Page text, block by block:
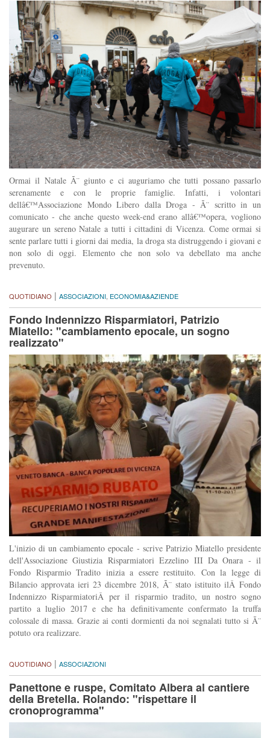
Ormai il Natale Ã¨ giunto e ci auguriamo che tutti possano passarlo
serenamente e con le proprie famiglie. Infatti, i volontari
dellâ€™Associazione Mondo Libero dalla Droga - Ã¨ scritto in un
comunicato - che anche questo week-end erano allâ€™opera, vogliono
augurare un sereno Natale a tutti i cittadini di Vicenza. Come ormai si
sente parlare tutti i giorni dai media, la droga sta distruggendo i giovani e
non solo di oggi. Elemento che non solo va debellato ma anche
prevenuto.
QUOTIDIANO | ASSOCIAZIONI ECONOMIA&AZIENDE
Fondo Indennizzo Risparmiatori, Patrizio
Miatello: "cambiamento epocale, un sogno
realizzato"
L'inizio di un cambiamento epocale - scrive Patrizio Miatello presidente
dell'Associazione Giustizia Risparmiatori Ezzelino III Da Onara - il
Fondo Risparmio Tradito inizia a essere restituito. Con la legge di
Bilancio approvata ieri 23 dicembre 2018, Ã¨ stato istituito ilÂ Fondo
Indennizzo RisparmiatoriÂ per il risparmio tradito, un nostro sogno
partito a luglio 2017 e che ha definitivamente confermato la truffa
colossale di massa. Grazie ai conti dormienti da noi segnalati tutto si Ã¨
potuto ora realizzare.
QUOTIDIANO | ASSOCIAZIONI
Panettone e ruspe, Comitato Albera al cantiere
della Bretella. Rolando: "rispettare il
cronoprogramma"